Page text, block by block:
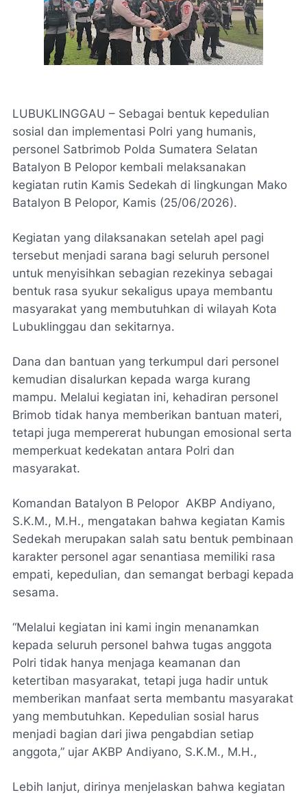
LUBUKLINGGAU – Sebagai bentuk kepedulian
sosial dan implementasi Polri yang humanis,
personel Satbrimob Polda Sumatera Selatan
Batalyon B Pelopor kembali melaksanakan
kegiatan rutin Kamis Sedekah di lingkungan Mako
Batalyon B Pelopor, Kamis (25/06/2026).
Kegiatan yang dilaksanakan setelah apel pagi
tersebut menjadi sarana bagi seluruh personel
untuk menyisihkan sebagian rezekinya sebagai
bentuk rasa syukur sekaligus upaya membantu
masyarakat yang membutuhkan di wilayah Kota
Lubuklinggau dan sekitarnya.
Dana dan bantuan yang terkumpul dari personel
kemudian disalurkan kepada warga kurang
mampu. Melalui kegiatan ini, kehadiran personel
Brimob tidak hanya memberikan bantuan materi,
tetapi juga mempererat hubungan emosional serta
memperkuat kedekatan antara Polri dan
masyarakat.
Komandan Batalyon B Pelopor AKBP Andiyano,
S.K.M., M.H., mengatakan bahwa kegiatan Kamis
Sedekah merupakan salah satu bentuk pembinaan
karakter personel agar senantiasa memiliki rasa
empati, kepedulian, dan semangat berbagi kepada
sesama.
“Melalui kegiatan ini kami ingin menanamkan
kepada seluruh personel bahwa tugas anggota
Polri tidak hanya menjaga keamanan dan
ketertiban masyarakat, tetapi juga hadir untuk
memberikan manfaat serta membantu masyarakat
yang membutuhkan. Kepedulian sosial harus
menjadi bagian dari jiwa pengabdian setiap
anggota,” ujar AKBP Andiyano, S.K.M., M.H.,
Lebih lanjut, dirinya menjelaskan bahwa kegiatan